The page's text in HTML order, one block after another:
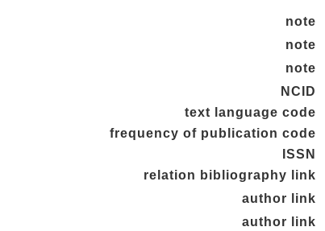
note
note
note
NCID
text language code
frequency of publication code
ISSN
relation bibliography link
author link
author link